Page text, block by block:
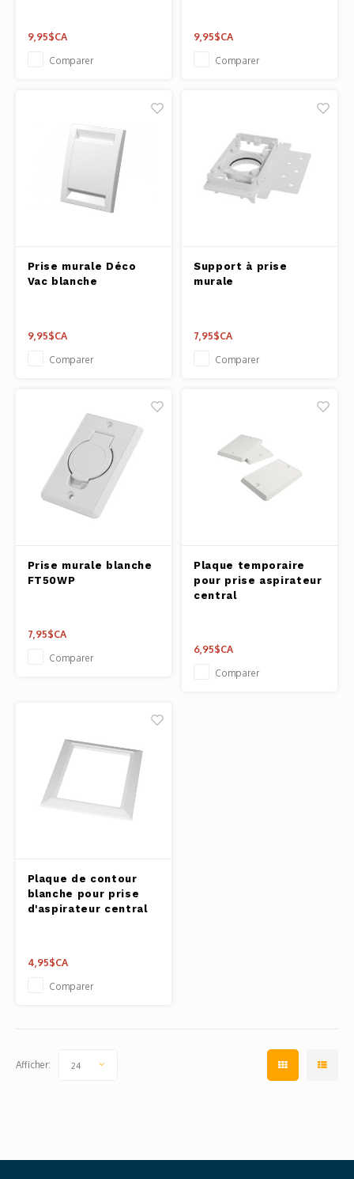
9,95$CA
Comparer
9,95$CA
Comparer
Prise murale Déco
Vac blanche
9,95$CA
Comparer
Support à prise
murale
7,95$CA
Comparer
Prise murale blanche
FT50WP
7,95$CA
Comparer
Plaque temporaire
pour prise aspirateur
central
6,95$CA
Comparer
Plaque de contour
blanche pour prise
d'aspirateur central
4,95$CA
Comparer
Afficher: 24